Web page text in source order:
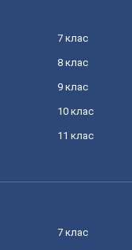
7 клас
8 клас
9 клас
10 клас
11 клас
7 клас